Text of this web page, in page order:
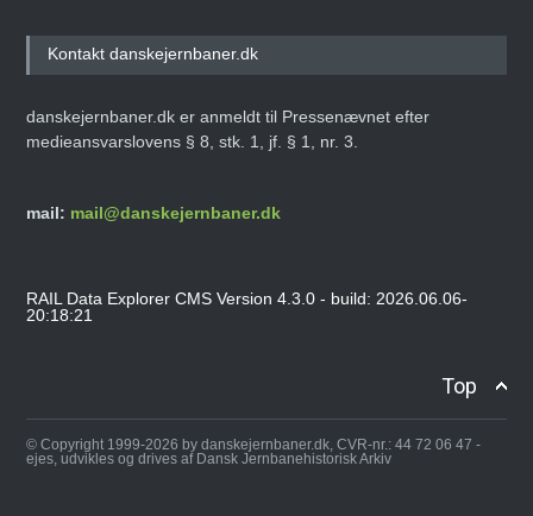
Kontakt danskejernbaner.dk
danskejernbaner.dk er anmeldt til Pressenævnet efter
medieansvarslovens § 8, stk. 1, jf. § 1, nr. 3.
mail: mail@danskejernbaner.dk
RAIL Data Explorer CMS Version 4.3.0 - build: 2026.06.06-
20:18:21
Top
© Copyright 1999-2026 by danskejernbaner.dk, CVR-nr.: 44 72 06 47 -
ejes, udvikles og drives af Dansk Jernbanehistorisk Arkiv